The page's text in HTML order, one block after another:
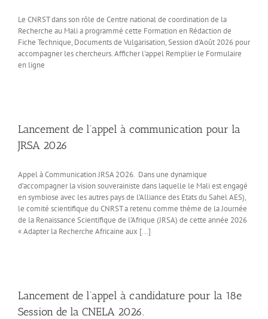
Le CNRST dans son rôle de Centre national de coordination de la
Recherche au Mali a programmé cette Formation en Rédaction de
Fiche Technique, Documents de Vulgarisation, Session d'Août 2026 pour
accompagner les chercheurs. Afficher l'appel Remplier le Formulaire
en ligne
Lancement de l’appel à communication pour la
JRSA 2026
Appel à Communication JRSA 2O26. Dans une dynamique
d’accompagner la vision souverainiste dans laquelle le Mali est engagé
en symbiose avec les autres pays de l’Alliance des Etats du Sahel AES),
le comité scientifique du CNRST a retenu comme thème de la Journée
de la Renaissance Scientifique de l’Afrique (JRSA) de cette année 2026
« Adapter la Recherche Africaine aux [...]
Lancement de l’appel à candidature pour la 18e
Session de la CNELA 2026.